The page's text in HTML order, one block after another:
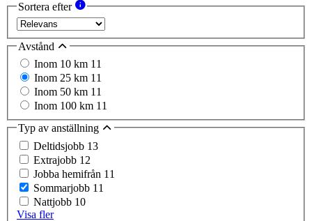
Sortera efter
Avstånd
Inom 10 km 11
Inom 25 km 11
Inom 50 km 11
Inom 100 km 11
Typ av anställning
Deltidsjobb 13
Extrajobb 12
Jobba hemifrån 11
Sommarjobb 11
Nattjobb 10
Visa fler